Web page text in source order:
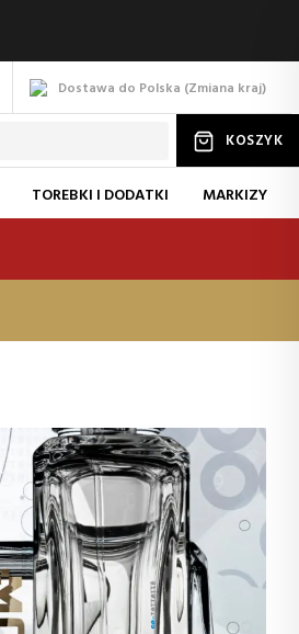
Dostawa do Polska (Zmiana kraj)
KOSZYK
TOREBKI I DODATKI
MARKIZY